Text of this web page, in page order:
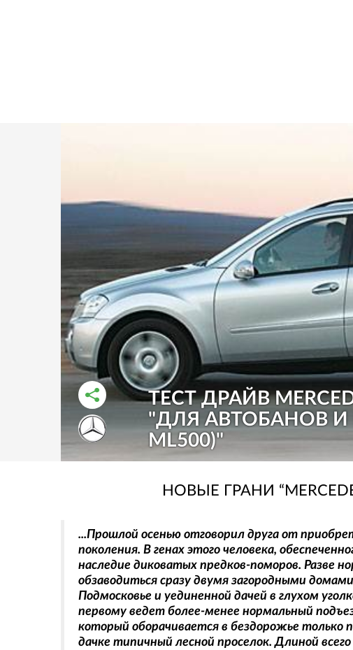
ТЕСТ ДРАЙВ
"ДЛЯ АВТОБАНОВ И
ML500)"
РАССКАЗАТЬ ВО ВКОНТАКТЕ
РАССКАЗАТЬ В ОДНОКЛАССНИКАХ
НОВЫЕ ГРАНИ
...Прошлой осенью отговорил друга от
поколения. В генах этого человека,
наследие диковатых предков-поморов. Разве
обзаводиться сразу двумя загородными
Подмосковье и уединенной дачей в глухом
первому ведет более-менее нормальный
который оборачивается в бездорожье только
дачке типичный лесной проселок. Длиной